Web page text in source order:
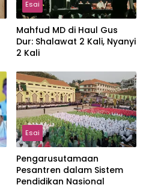
Esai
Mahfud MD di Haul Gus
Dur: Shalawat 2 Kali, Nyanyi
2 Kali
Esai
Pengarusutamaan
Pesantren dalam Sistem
Pendidikan Nasional